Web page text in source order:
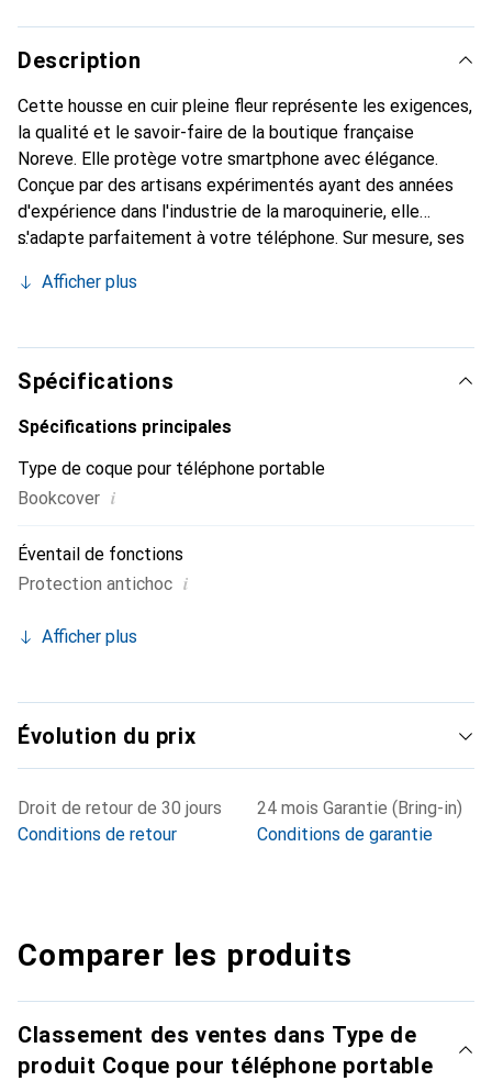
Description
Cette housse en cuir pleine fleur représente les exigences,
la qualité et le savoir-faire de la boutique française
Noreve. Elle protège votre smartphone avec élégance.
Conçue par des artisans expérimentés ayant des années
d'expérience dans l'industrie de la maroquinerie, elle
s'adapte parfaitement à votre téléphone. Sur mesure, ses
Elle devient l'accessoire chic et indispensable pour votre
produits de haute qualité, la marque Noreve est un choix
fiable pour une clientèle exigeante.
Afficher plus
Spécifications
Spécifications principales
Type de coque pour téléphone portable
Bookcover i
Éventail de fonctions
Protection antichoc i
Afficher plus
Évolution du prix
Droit de retour de 30 jours
Conditions de retour
24 mois Garantie (Bring-in)
Conditions de garantie
Comparer les produits
Classement des ventes dans Type de
produit Coque pour téléphone portable